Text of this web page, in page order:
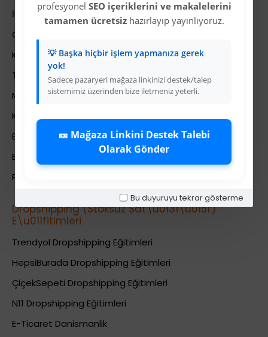
profesyonel SEO içeriklerini ve makalelerini
tamamen ücretsizhazırlayıp yayınlıyoruz.
💡 Başka hiçbir işlem yapmanıza gerek
yok!
Sadece pazaryeri mağaza linkinizi destek/talep
sistemimiz üzerinden bize iletmeniz yeterli.
🎫 Mağaza Linkini Destek Talebi
Olarak Gönder
Bu duyuruyu tekrar gösterme
İletişim
Gizlilik Politikası
Kullanıcı Sözleşmesi
Teslimat Bilgileri
Mesafeli Satış Sözleşmesi
Kariyer
Bayi İade Sistemi
Bayi Bakiye Yükleme
Para Puan Sistemi ile Kazanç
Dropshipping (Stoksuz Sat\u0131\u015f)
E\u011fitimleri
Trendyol Dropshipping Eğitimleri
HepsiBurada Dropshipping Eğitimleri
ÇiçekSepeti Dropshipping Eğitimleri
N11 Dropshipping Eğitimleri
E-Ticaret Danismanlik